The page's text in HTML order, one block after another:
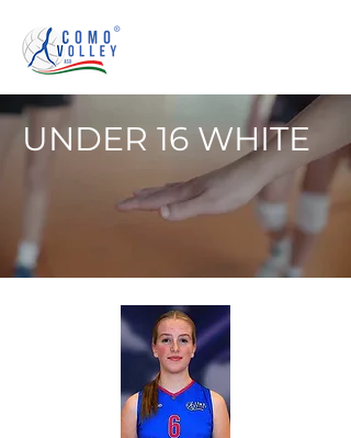
UNDER 16 WHITE